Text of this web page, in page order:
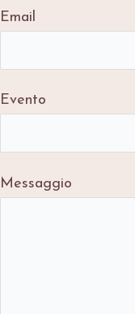
Email
Evento
Messaggio